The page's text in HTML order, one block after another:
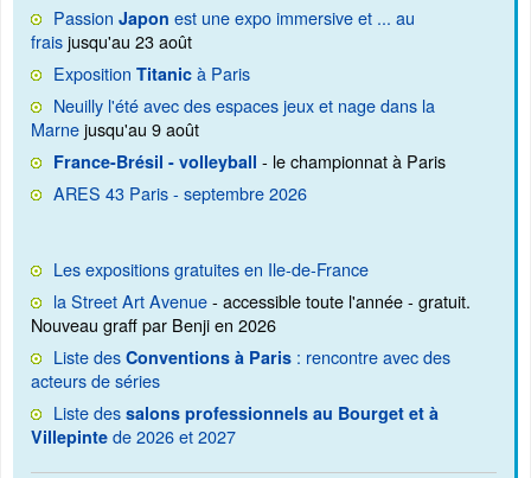
Passion Japon est une expo immersive et ... au
fraisjusqu'au 23 août
Exposition Titanic à Paris
Neuilly l'été avec des espaces jeux et nage dans la
Marnejusqu'au 9 août
France-Brésil - volleyball - le championnat à Paris
ARES 43 Paris - septembre 2026
Les expositions gratuites en Ile-de-France
la Street Art Avenue- accessible toute l'année - gratuit.
Nouveau graff par Benji en 2026
Liste des Conventions à Paris : rencontre avec des
acteurs de séries
Liste des salons professionnels au Bourget et à
Villepinte de 2026 et 2027